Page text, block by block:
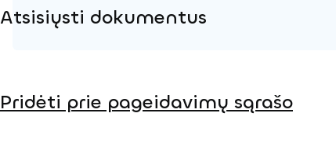
Atsisiųsti dokumentus
Pridėti prie pageidavimų sąrašo